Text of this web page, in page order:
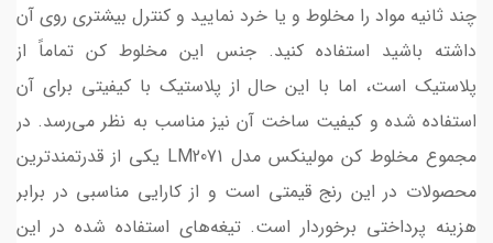
چند ثانیه مواد را مخلوط و یا خرد نمایید و کنترل بیشتری روی آن
داشته باشید استفاده کنید. جنس این مخلوط کن تماماً از
پلاستیک است، اما با این حال از پلاستیک با کیفیتی برای آن
استفاده شده و کیفیت ساخت آن نیز مناسب به نظر می‌رسد. در
مجموع مخلوط کن مولینکس مدل LM2071 یکی از قدرتمندترین
محصولات در این رنج قیمتی است و از کارایی مناسبی در برابر
هزینه پرداختی برخوردار است. تیغه‌های استفاده شده در این